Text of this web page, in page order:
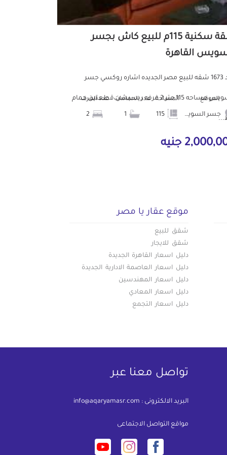
شقة سكنية 115م للبيع كاش بجسر
القاهرة
كود 1673 شقه للبيع مصر الجديده اشاره روكسي جسر
السويس مساحه 115 متر 2 غرفه ريسبشن قطعتين حمام الموقع
جسر السويس
المساحة عدد الحمامات عدد الغرف
جنيه
موقع عقار يا مصر
شقق للبيع
شقق للايجار
دليل اسعار القاهرة الجديدة
دليل اسعار العاصمة الادارية الجديدة
دليل اسعار المهندسين
دليل اسعار المعادي
دليل اسعار التجمع
تواصل معنا عبر
البريد الالكترونى : info@aqaryamasr.com
مواقع التواصل الاجتماعى